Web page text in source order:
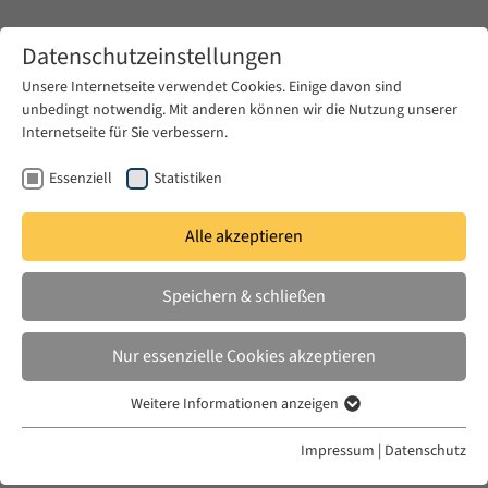
Zum Hauptinhalt springen
DO. 28 APR. 2022
Call for Expressions of Interest:
SYRASP Working Group 2022-2023
– Prison Narrative and the Archive
Datenschutzeinstellungen
Unsere Internetseite verwendet Cookies. Einige davon sind
unbedingt notwendig. Mit anderen können wir die Nutzung unserer
Internetseite für Sie verbessern.
Essenziell Statistiken
Alle akzeptieren
Speichern & schließen
Nur essenzielle Cookies akzeptieren
Essenzielle Cookies werden für grundlegende Funktionen der
Weitere Informationen anzeigen
Impressum | Datenschutz